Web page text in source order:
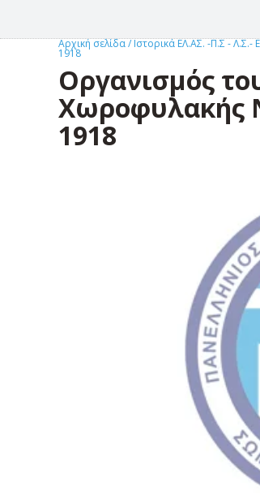
Αρχική σελίδα/Ιστορικά ΕΛ.ΑΣ. -Π.Σ -
1918
Οργανισμός
Χωροφυλακής
1918